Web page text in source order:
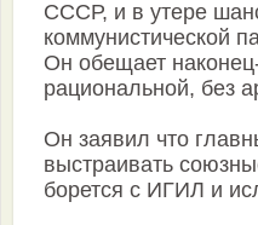
СССР, и в утере
коммунистической
Он обещает
рациональной, без
Он заявил что
выстраивать
борется с ИГИЛ и